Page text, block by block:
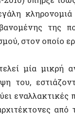
εστιάζοντας
από
την
που
του στην